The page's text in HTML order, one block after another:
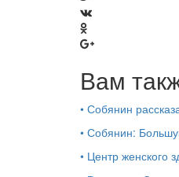
Вам
• Собянин
• Собянин:
• Центр женского